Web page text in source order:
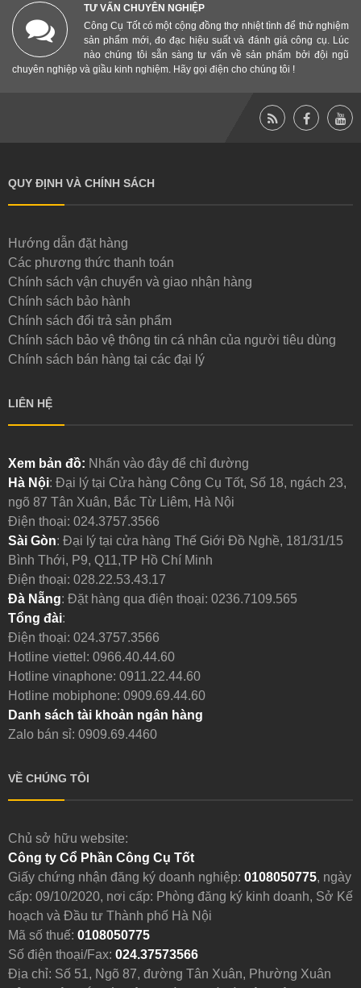
TƯ VẤN CHUYÊN NGHIỆP
Công Cụ Tốt có một cộng đồng thợ nhiệt tình để thử nghiệm
sản phẩm mới, đo đạc hiệu suất và đánh giá công cụ. Lúc
nào chúng tôi sẵn sàng tư vấn về sản phẩm bởi đội ngũ
chuyên nghiệp và giầu kinh nghiệm. Hãy gọi điện cho chúng tôi !
QUY ĐỊNH VÀ CHÍNH SÁCH
Hướng dẫn đặt hàng
Các phương thức thanh toán
Chính sách vận chuyển và giao nhận hàng
Chính sách bảo hành
Chính sách đổi trả sản phẩm
Chính sách bảo vệ thông tin cá nhân của người tiêu dùng
Chính sách bán hàng tại các đại lý
LIÊN HỆ
Xem bản đồ: Nhấn vào đây để chỉ đường
Hà Nội: Đại lý tại Cửa hàng Công Cụ Tốt, Số 18, ngách 23,
ngõ 87 Tân Xuân, Bắc Từ Liêm, Hà Nội
Điện thoại: 024.3757.3566
Sài Gòn: Đại lý tại cửa hàng Thế Giới Đồ Nghề, 181/31/15
Bình Thới, P9, Q11,TP Hồ Chí Minh
Điện thoại: 028.22.53.43.17
Đà Nẵng: Đặt hàng qua điện thoại: 0236.7109.565
Tổng đài:
Điện thoại: 024.3757.3566
Hotline viettel: 0966.40.44.60
Hotline vinaphone: 0911.22.44.60
Hotline mobiphone: 0909.69.44.60
Danh sách tài khoản ngân hàng
Zalo bán sỉ: 0909.69.4460
VỀ CHÚNG TÔI
Chủ sở hữu website:
Công ty Cổ Phần Công Cụ Tốt
Giấy chứng nhận đăng ký doanh nghiệp: 0108050775, ngày
cấp: 09/10/2020, nơi cấp: Phòng đăng ký kinh doanh, Sở Kế
hoạch và Đầu tư Thành phố Hà Nội
Mã số thuế: 0108050775
Số điện thoại/Fax: 024.37573566
Địa chỉ: Số 51, Ngõ 87, đường Tân Xuân, Phường Xuân